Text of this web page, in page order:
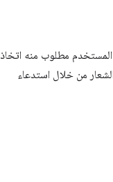
المستخدم مطلوب منه اتخاذ
من خلال استدعاء